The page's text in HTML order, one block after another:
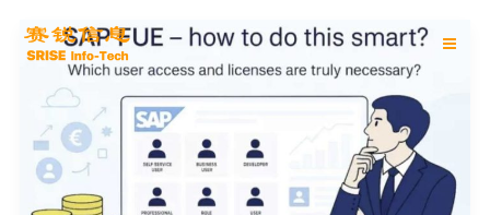
RISE
with
S/4HANA
Cloud
FUE
授
权
概
念